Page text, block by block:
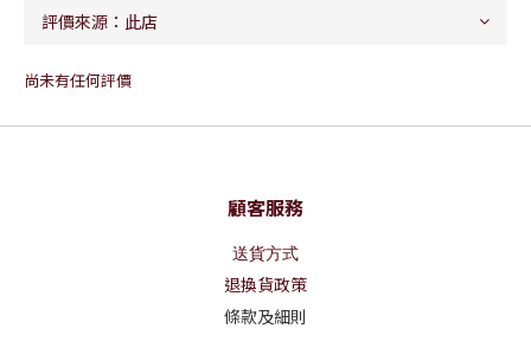
尚未有任何評價
顧客服務
送貨方式
退換貨政策
條款及細則